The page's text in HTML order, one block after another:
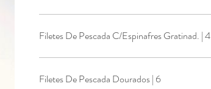
Filetes De Pescada C/Espinafres Gratinad. | 4
Filetes De Pescada Dourados | 6